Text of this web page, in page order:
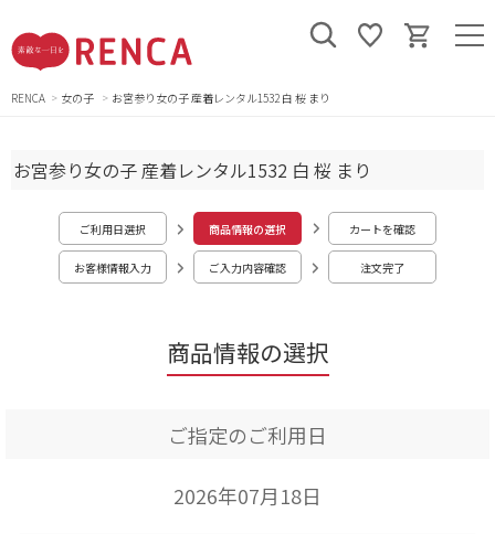
RENCA 女の子 お宮参り女の子 産着レンタル1532 白 桜 まり
商品情報の選択
お宮参り女の子 産着レンタル1532 白 桜 まり
ご利用日選択 商品情報の選択 カートを確認
お客様情報入力 ご入力内容確認 注文完了
ご指定のご利用日
2026年07月18日